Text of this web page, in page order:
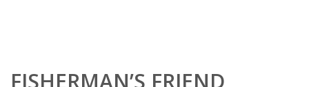
FISHERMAN’S FRIEND